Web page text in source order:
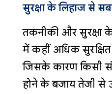
सुरक्षा के लिहाज से
तकनीकी और सुरक्षा
में कहीं अधिक सुरक्षित
जिसके कारण किसी
होने के बजाय तेजी से